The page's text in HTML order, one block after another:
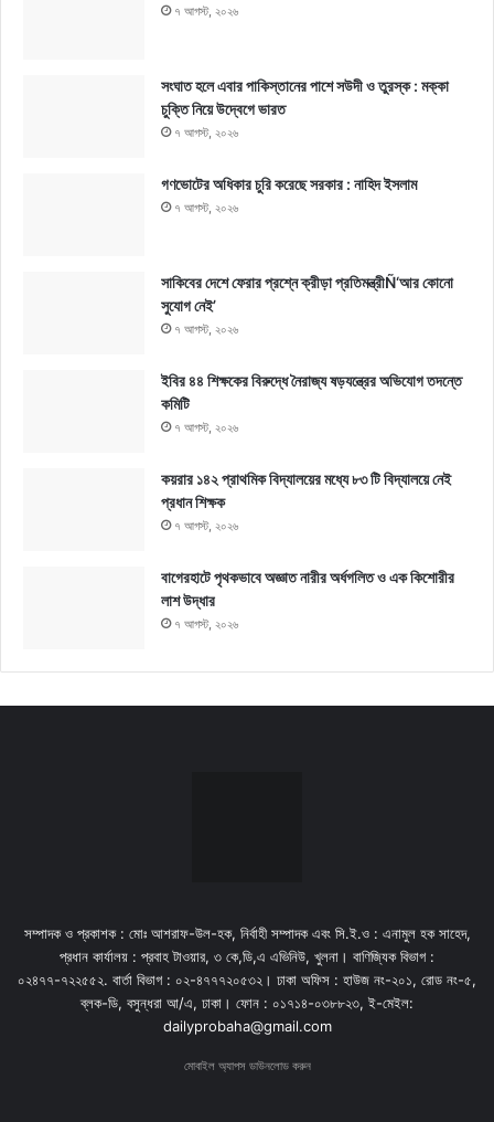
৭ আগস্ট, ২০২৬
সংঘাত হলে এবার পাকিস্তানের পাশে সউদী ও তুরস্ক : মক্কা
চুক্তি নিয়ে উদ্বেগে ভারত
৭ আগস্ট, ২০২৬
গণভোটের অধিকার চুরি করেছে সরকার : নাহিদ ইসলাম
৭ আগস্ট, ২০২৬
সাকিবের দেশে ফেরার প্রশ্নে ক্রীড়া প্রতিমন্ত্রীÑ‘আর কোনো
সুযোগ নেই’
৭ আগস্ট, ২০২৬
ইবির ৪৪ শিক্ষকের বিরুদ্ধে নৈরাজ্য ষড়যন্ত্রের অভিযোগ তদন্তে
কমিটি
৭ আগস্ট, ২০২৬
কয়রার ১৪২ প্রাথমিক বিদ্যালয়ের মধ্যে ৮৩ টি বিদ্যালয়ে নেই
প্রধান শিক্ষক
৭ আগস্ট, ২০২৬
বাগেরহাটে পৃথকভাবে অজ্ঞাত নারীর অর্ধগলিত ও এক কিশোরীর
লাশ উদ্ধার
৭ আগস্ট, ২০২৬
সম্পাদক ও প্রকাশক : মোঃ আশরাফ-উল-হক, নির্বাহী সম্পাদক এবং সি.ই.ও : এনামুল হক সাহেদ,
প্রধান কার্যালয় : প্রবাহ টাওয়ার, ৩ কে,ডি,এ এভিনিউ, খুলনা। বাণিজ্যিক বিভাগ :
০২৪৭৭-৭২২৫৫২. বার্তা বিভাগ : ০২-৪৭৭৭২০৫৩২। ঢাকা অফিস : হাউজ নং-২০১, রোড নং-৫,
ব্লক-ডি, বসুন্ধরা আ/এ, ঢাকা। ফোন : ০১৭১৪-০৩৮৮২৩, ই-মেইল:
dailyprobaha@gmail.com
মোবাইল অ্যাপস ডাউনলোড করুন